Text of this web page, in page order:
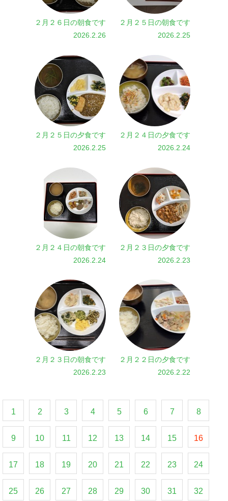
２月２６日の朝食です
2026.2.26
２月２５日の朝食です
2026.2.25
２月２５日の夕食です
2026.2.25
２月２４日の夕食です
2026.2.24
２月２４日の朝食です
2026.2.24
２月２３日の夕食です
2026.2.23
２月２３日の朝食です
2026.2.23
２月２２日の夕食です
2026.2.22
1 2 3 4 5 6 7 8
9 10 11 12 13 14 15 16
17 18 19 20 21 22 23 24
25 26 27 28 29 30 31 32